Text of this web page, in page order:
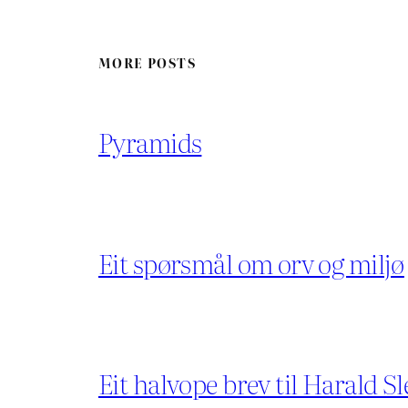
MORE POSTS
Pyramids
Eit spørsmål om orv og miljø
Eit halvope brev til Harald